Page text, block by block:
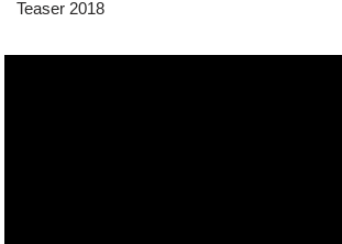
Teaser 2018